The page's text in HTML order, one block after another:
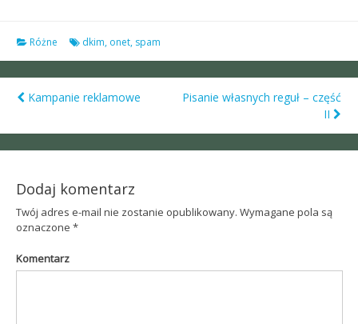
Różne dkim, onet, spam
navigation
Kampanie reklamowe
Pisanie własnych reguł – część
II
Dodaj komentarz
Twój adres e-mail nie zostanie opublikowany. Wymagane pola są
oznaczone *
Komentarz